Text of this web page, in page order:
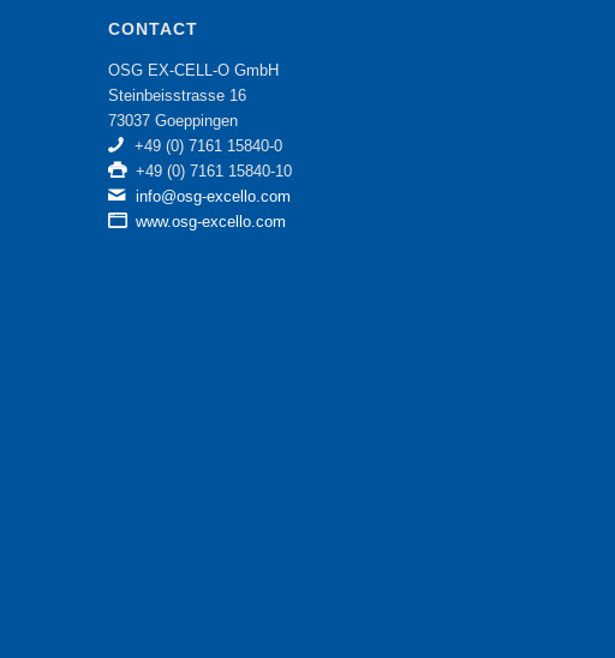
CONTACT
OSG EX-CELL-O GmbH
Steinbeisstrasse 16
73037 Goeppingen
+49 (0) 7161 15840-0
+49 (0) 7161 15840-10
info@osg-excello.com
www.osg-excello.com